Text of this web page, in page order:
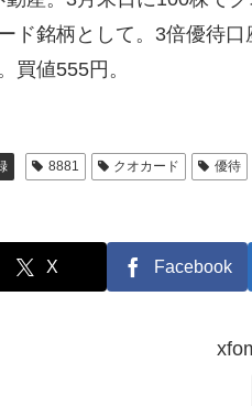
ド銘柄として。3倍優待
買値555円。
8881 クオカード 優待
X Facebook